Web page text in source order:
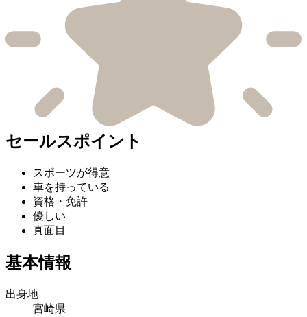
セールスポイント
スポーツが得意
車を持っている
資格・免許
優しい
真面目
基本情報
出身地
宮崎県